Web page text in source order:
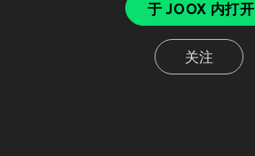
于 JOOX 内打开
关注